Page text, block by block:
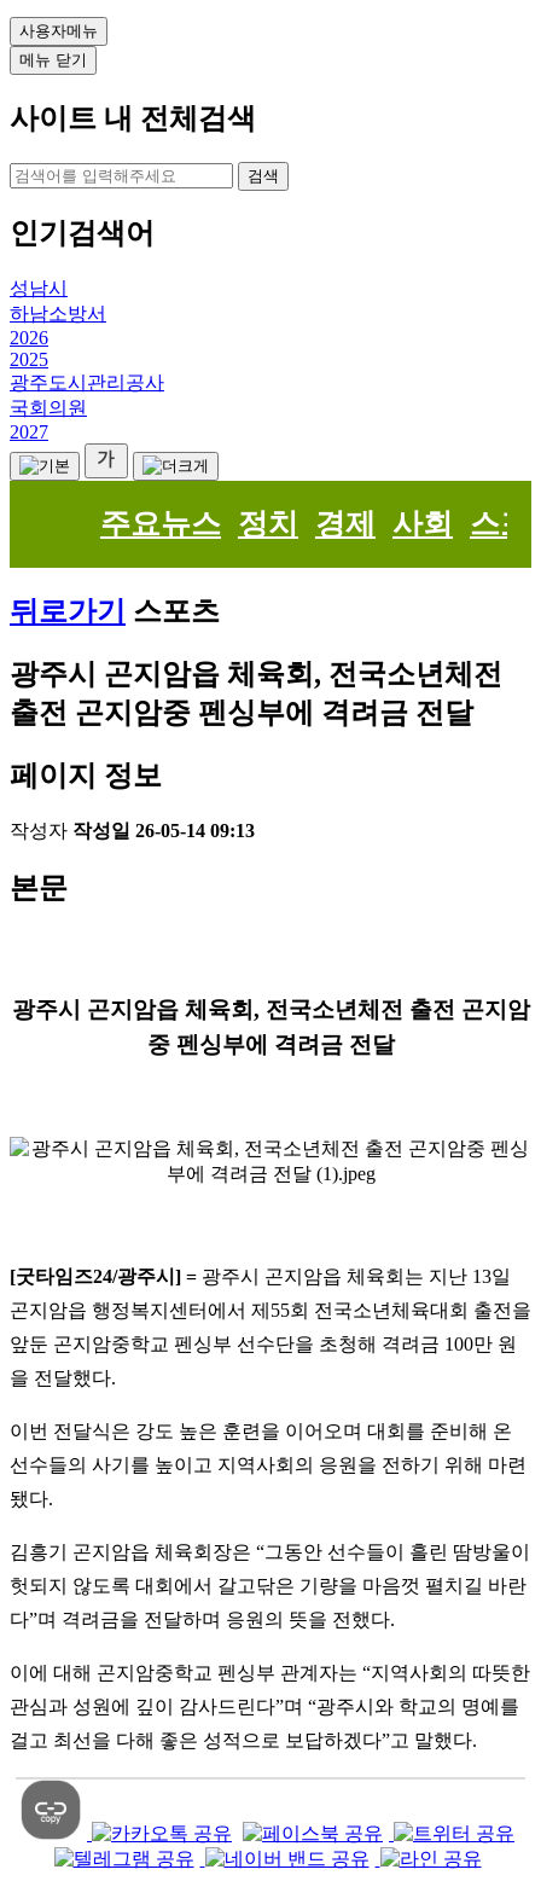
사용자메뉴
메뉴 닫기
사이트 내 전체검색
검색
인기검색어
성남시
하남소방서
2026
2025
광주도시관리공사
국회의원
2027
주요뉴스 정치 경제 사회 스포
뒤로가기
스포츠
광주시 곤지암읍 체육회, 전국소년체전
출전 곤지암중 펜싱부에 격려금 전달
페이지 정보
작성자 작성일 26-05-14 09:13
본문
광주시 곤지암읍 체육회, 전국소년체전 출전 곤지암
중 펜싱부에 격려금 전달
[굿타임즈24/광주시 ] = 광주시 곤지암읍 체육회는 지난 13일
곤지암읍 행정복지센터에서 제 55회 전국소년체육대회 출전을
앞둔 곤지암중학교 펜싱부 선수단을 초청해 격려금 100만 원
을 전달했다.
이번 전달식은 강도 높은 훈련을 이어오며 대회를 준비해 온
선수들의 사기를 높이고 지역사회의 응원을 전하기 위해 마련
됐다.
김흥기 곤지암읍 체육회장은 “그동안 선수들이 흘린 땀방울이
헛되지 않도록 대회에서 갈고닦은 기량을 마음껏 펼치길 바란
다”며 격려금을 전달하며 응원의 뜻을 전했다.
이에 대해 곤지암중학교 펜싱부 관계자는 “지역사회의 따뜻한
관심과 성원에 깊이 감사드린다”며 “광주시와 학교의 명예를
걸고 최선을 다해 좋은 성적으로 보답하겠다”고 말했다.